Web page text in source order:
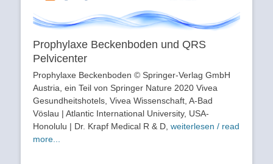
Prophylaxe Beckenboden und QRS
Pelvicenter
Prophylaxe Beckenboden © Springer-Verlag GmbH
Austria, ein Teil von Springer Nature 2020 Vivea
Gesundheitshotels, Vivea Wissenschaft, A-Bad
Vöslau | Atlantic International University, USA-
Honolulu | Dr. Krapf Medical R & D, weiterlesen / read
more...